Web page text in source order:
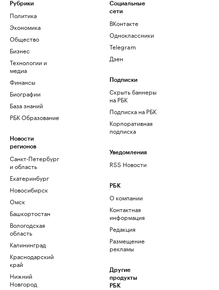
Рубрики
Политика
Экономика
Общество
Бизнес
Технологии и
медиа
Финансы
Биографии
База знаний
РБК Образование
Новости
регионов
Санкт-Петербург
и область
Екатеринбург
Новосибирск
Омск
Башкортостан
Вологодская
область
Калининград
Краснодарский
край
Нижний
Новгород
Социальные
сети
ВКонтакте
Одноклассники
Telegram
Дзен
Подписки
Скрыть баннеры
на РБК
Подписка на РБК
Корпоративная
подписка
Уведомления
RSS Новости
РБК
О компании
Контактная
информация
Редакция
Размещение
рекламы
Другие
продукты
РБК